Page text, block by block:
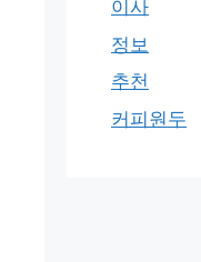
이사
정보
추천
커피원두